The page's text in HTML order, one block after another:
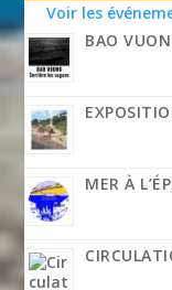
Voir les
BAO
MER À